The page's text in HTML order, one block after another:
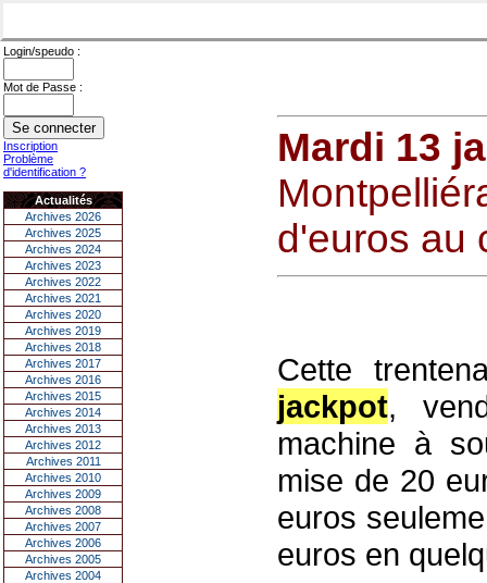
Login/speudo :
Mot de Passe :
Inscription
Problème
d'identification ?
Actualités
Archives 2026
Archives 2025
Archives 2024
Archives 2023
Archives 2022
Archives 2021
Archives 2020
Archives 2019
Archives 2018
Archives 2017
Archives 2016
Archives 2015
Archives 2014
Archives 2013
Archives 2012
Archives 2011
Archives 2010
Archives 2009
Archives 2008
Archives 2007
Archives 2006
Archives 2005
Archives 2004
Mardi 13
d'euros au
Cette
jackpot,
machine à
mise de 20
euros
euros en